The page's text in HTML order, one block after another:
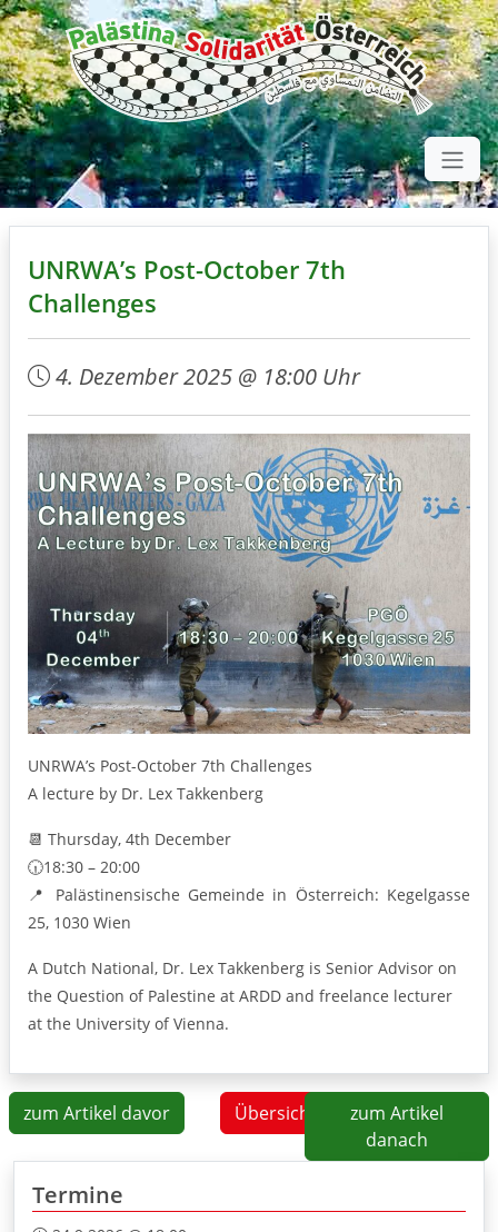
UNRWA’s Post-October 7th
Challenges
4. Dezember 2025 @ 18:00 Uhr
UNRWA’s Post-October 7th Challenges
A lecture by Dr. Lex Takkenberg
📆 Thursday, 4th December
🕡18:30 – 20:00
📍 Palästinensische Gemeinde in Österreich: Kegelgasse
25, 1030 Wien
A Dutch National, Dr. Lex Takkenberg is Senior Advisor on
the Question of Palestine at ARDD and freelance lecturer
at the University of Vienna.
zum Artikel davor Übersicht
zum Artikel
danach
Termine